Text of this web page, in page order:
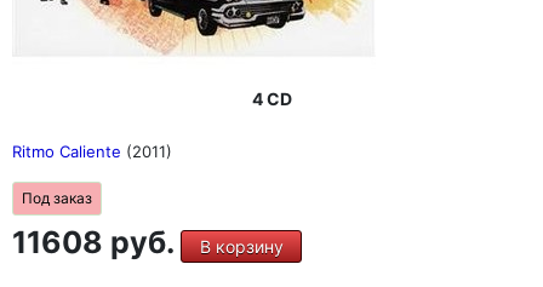
4 CD
Ritmo Caliente (2011)
Под заказ
11608 руб. В корзину